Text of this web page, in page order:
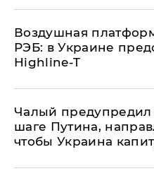
Воздушная
РЭБ: в Украине
Highline-T
Чалый
шаге Путина,
чтобы Украина